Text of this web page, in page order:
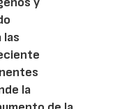
las
la